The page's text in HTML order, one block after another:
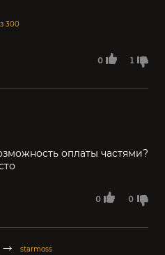
300
0 1
0 0
оплаты частями?
starmoss